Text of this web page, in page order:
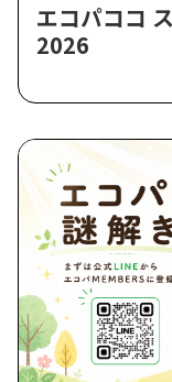
エコパココ
2026